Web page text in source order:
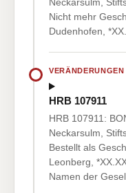
Nicht mehr
Dudenhofen,
VERÄNDERUNGEN
HRB 107911
HRB 107911:
Neckarsulm,
Bestellt als
Leonberg,
Namen der